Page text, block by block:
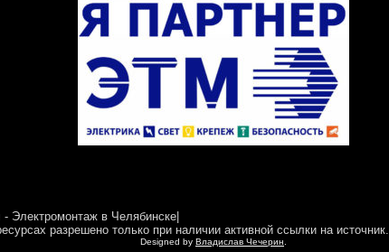
- Электромонтаж в Челябинске|
разрешено только при наличии активной ссылки на источник.
Designed by Владислав Чечерин